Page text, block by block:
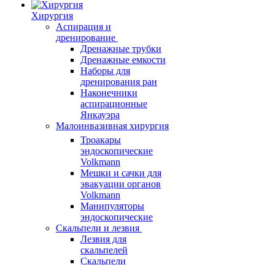
Хирургия
Аспирация и
дренирование
Дренажные трубки
Дренажные емкости
Наборы для
дренирования ран
Наконечники
аспирационные
Янкауэра
Малоинвазивная хирургия
Троакары
эндоскопические
Volkmann
Мешки и сачки для
эвакуации органов
Volkmann
Манипуляторы
эндоскопические
Скальпели и лезвия
Лезвия для
скальпелей
Скальпели